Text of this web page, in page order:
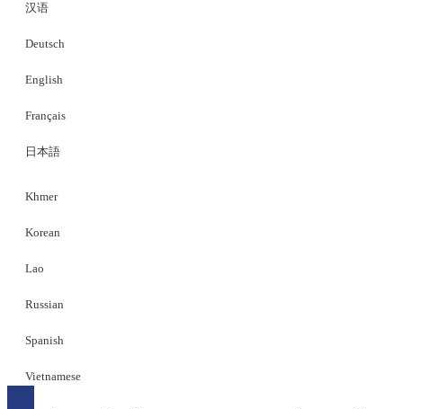
汉语
Deutsch
English
Français
日本語
Khmer
Korean
Lao
Russian
Spanish
Vietnamese